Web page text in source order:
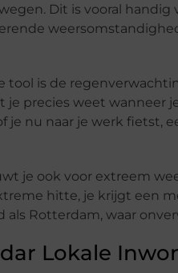
Dit is vooral
tool is de
je precies weet wanneer
je nu naar je werk fietst,
je ook voor extreem
hitte, je krijgt een
als Rotterdam, waar
Lokale